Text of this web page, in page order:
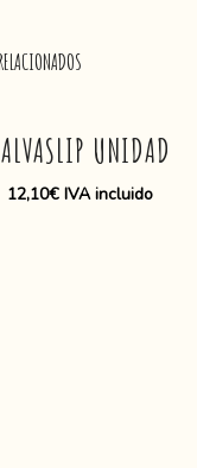
UNIDAD
12,10€ IVA incluido